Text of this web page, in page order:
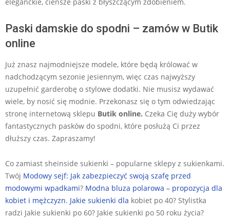
Paski damskie do spodni – zamów w Butik
online
Już znasz najmodniejsze modele, które będą królować w
nadchodzącym sezonie jesiennym, więc czas najwyższy
uzupełnić garderobę o stylowe dodatki. Nie musisz wydawać
wiele, by nosić się modnie. Przekonasz się o tym odwiedzając
stronę internetową sklepu Butik online. Czeka Cię duży wybór
fantastycznych pasków do spodni, które posłużą Ci przez
dłuższy czas. Zapraszamy!
Co zamiast sheinside sukienki – popularne sklepy z sukienkami.
Twój Modowy sejf: Jak zabezpieczyć swoją szafę przed
modowymi wpadkami? Modna bluza polarowa – propozycja dla
kobiet i mężczyzn. Jakie sukienki dla kobiet po 40? Stylistka
radzi Jakie sukienki po 60? Jakie sukienki po 50 roku życia?